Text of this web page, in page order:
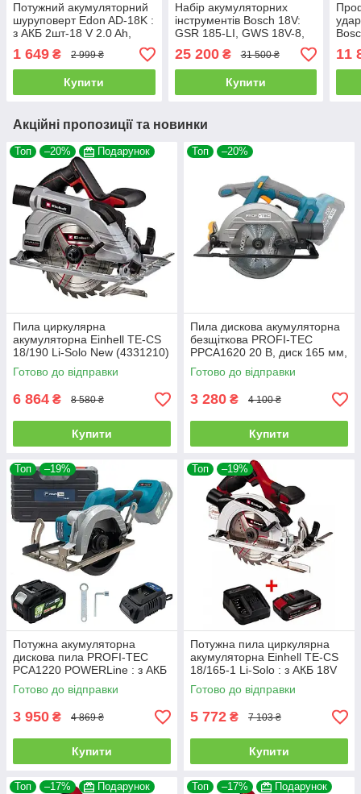
Потужний акумуляторний
шуруповерт Edon AD-18K :
з АКБ 2шт-18 V 2.0 Ah,
1400 об/хв, Нм 30, патрон
10 мм
1 649 ₴ 2 999 ₴
Купити
Набір акумуляторних
інструментів Bosch 18V:
GSR 185-LI, GWS 18V-8,
GBH 18V-22, 3×4 А·год
25 200₴ 31 500 ₴
Купити
11
Акційні пропозиції та новинки
Топ –20% Подарунок
Пила циркулярна
акумуляторна Einhell TE-CS
18/190 Li-Solo New (4331210)
Готово до відправки
6 864 ₴ 8 580 ₴
Купити
Топ –20%
Пила дискова акумуляторна
безщіткова PROFI-TEC
PPCA1620 20 В, диск 165 мм,
пропил 59 мм, без АКБ і ЗП
Готово до відправки
3 280 ₴ 4 100 ₴
Купити
Топ –19%
Потужна акумуляторна
дискова пила PROFI-TEC
PCA1220 POWERLine : з АКБ
20V 4.0 Ah+ЗП, диск 125 мм
(007070)
Готово до відправки
3 950 ₴ 4 869 ₴
Купити
Топ –19%
Потужна пила циркулярна
акумуляторна Einhell TE-CS
18/165-1 Li-Solo : з АКБ 18V
2,5 Ah+ЗП, глиб.різу під
90°/45°: 54 мм / 35 мм
Готово до відправки
5 772 ₴ 7 103 ₴
Купити
Топ –17% Подарунок Топ –17% Подарунок